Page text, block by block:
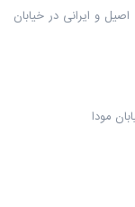
و ایرانی در خیابان